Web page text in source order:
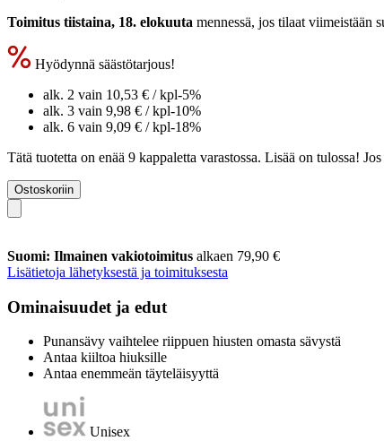
Toimitus tiistaina, 18. elokuuta mennessä, jos tilaat viimeistään
Hyödynnä säästötarjous!
alk. 2 vain 10,53 € / kpl-5%
alk. 3 vain 9,98 € / kpl-10%
alk. 6 vain 9,09 € / kpl-18%
Tätä tuotetta on enää 9 kappaletta varastossa. Lisää on tulossa!
Ostoskoriin
Suomi: Ilmainen vakiotoimitus alkaen 79,90 €
Lisätietoja lähetyksestä ja toimituksesta
Ominaisuudet ja edut
Punansävy vaihtelee riippuen hiusten omasta sävystä
Antaa kiiltoa hiuksille
Antaa enemmeän täyteläisyyttä
Unisex